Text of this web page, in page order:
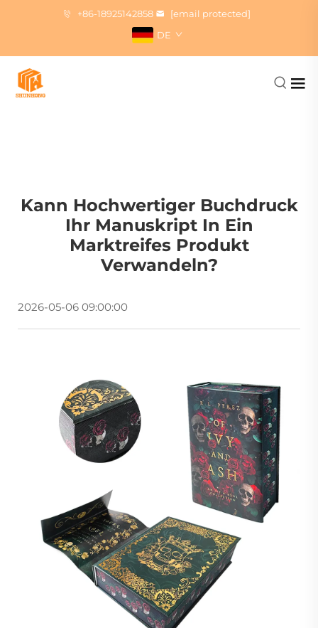
+86-18925142858
[email protected]
DE
Kann Hochwertiger Buchdruck
Ihr Manuskript In Ein
Marktreifes Produkt
Verwandeln?
2026-05-06 09:00:00